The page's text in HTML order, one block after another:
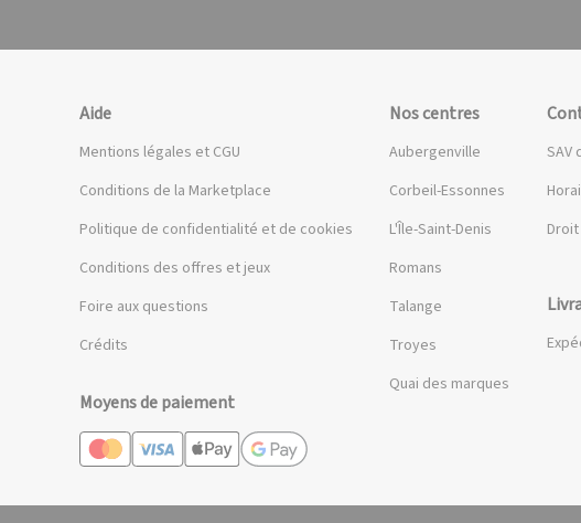
Aide
Mentions légales et CGU
Conditions de la Marketplace
Politique de confidentialité et de cookies
Conditions des offres et jeux
Foire aux questions
Crédits
Moyens de paiement
Nos centres
Aubergenville
Corbeil-Essonnes
L'Île-Saint-Denis
Romans
Talange
Troyes
Quai des marques
SAV